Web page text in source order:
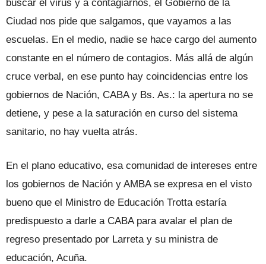
buscar el virus y a contagiarnos, el Gobierno de la
Ciudad nos pide que salgamos, que vayamos a las
escuelas. En el medio, nadie se hace cargo del aumento
constante en el número de contagios. Más allá de algún
cruce verbal, en ese punto hay coincidencias entre los
gobiernos de Nación, CABA y Bs. As.: la apertura no se
detiene, y pese a la saturación en curso del sistema
sanitario, no hay vuelta atrás.
En el plano educativo, esa comunidad de intereses entre
los gobiernos de Nación y AMBA se expresa en el visto
bueno que el Ministro de Educación Trotta estaría
predispuesto a darle a CABA para avalar el plan de
regreso presentado por Larreta y su ministra de
educación, Acuña.